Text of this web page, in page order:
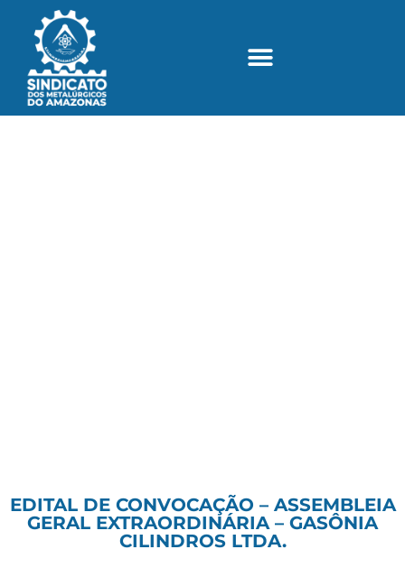
EDITAL DE CONVOCAÇÃO – ASSEMBLEIA
GERAL EXTRAORDINÁRIA – GASÔNIA
CILINDROS LTDA.